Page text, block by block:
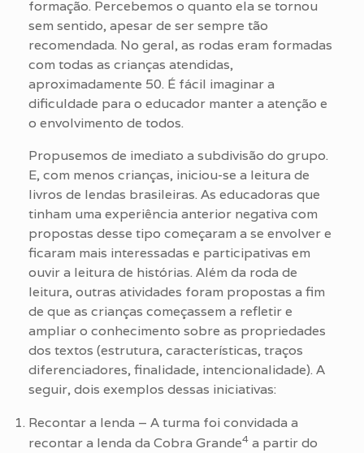
formação. Percebemos o quanto ela se tornou
sem sentido, apesar de ser sempre tão
recomendada. No geral, as rodas eram formadas
com todas as crianças atendidas,
aproximadamente 50. É fácil imaginar a
dificuldade para o educador manter a atenção e
o envolvimento de todos.
Propusemos de imediato a subdivisão do grupo.
E, com menos crianças, iniciou-se a leitura de
livros de lendas brasileiras. As educadoras que
tinham uma experiência anterior negativa com
propostas desse tipo começaram a se envolver e
ficaram mais interessadas e participativas em
ouvir a leitura de histórias. Além da roda de
leitura, outras atividades foram propostas a fim
de que as crianças começassem a refletir e
ampliar o conhecimento sobre as propriedades
dos textos (estrutura, características, traços
diferenciadores, finalidade, intencionalidade). A
seguir, dois exemplos dessas iniciativas:
Recontar a lenda – A turma foi convidada a
recontar a lenda da Cobra Grande4 a partir do